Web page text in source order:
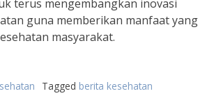
terus mengembangkan inovasi
guna memberikan manfaat yang
masyarakat.
Tagged berita kesehatan